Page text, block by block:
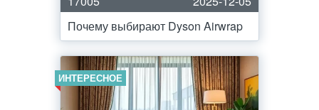
Почему выбирают Dyson Airwrap
ИНТЕРЕСНОЕ